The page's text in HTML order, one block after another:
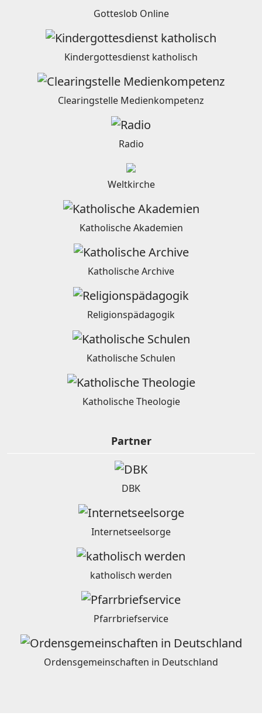
Gotteslob Online
Kindergottesdienst katholisch
Clearingstelle Medienkompetenz
Radio
Weltkirche
Katholische Akademien
Katholische Archive
Religionspädagogik
Katholische Schulen
Katholische Theologie
Partner
DBK
Internetseelsorge
katholisch werden
Pfarrbriefservice
Ordensgemeinschaften in Deutschland